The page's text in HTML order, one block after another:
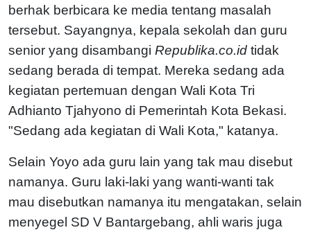
berhak berbicara ke media tentang masalah
tersebut. Sayangnya, kepala sekolah dan guru
senior yang disambangi Republika.co.id tidak
sedang berada di tempat. Mereka sedang ada
kegiatan pertemuan dengan Wali Kota Tri
Adhianto Tjahyono di Pemerintah Kota Bekasi.
"Sedang ada kegiatan di Wali Kota," katanya.
Selain Yoyo ada guru lain yang tak mau disebut
namanya. Guru laki-laki yang wanti-wanti tak
mau disebutkan namanya itu mengatakan, selain
menyegel SD V Bantargebang, ahli waris juga